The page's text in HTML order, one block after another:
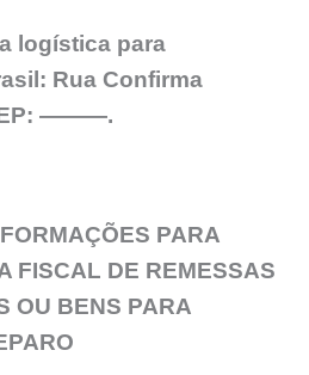
logística para
Rua Confirma
———.
PARA
FISCAL DE REMESSAS
OU BENS PARA